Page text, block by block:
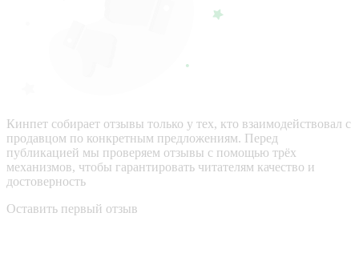
Кинпет собирает отзывы только у тех, кто взаимодействовал с
продавцом по конкретным предложениям. Перед
публикацией мы проверяем отзывы с помощью трёх
механизмов, чтобы гарантировать читателям качество и
достоверность
Оставить первый отзыв